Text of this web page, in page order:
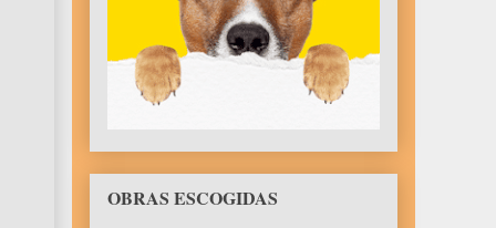
OBRAS ESCOGIDAS